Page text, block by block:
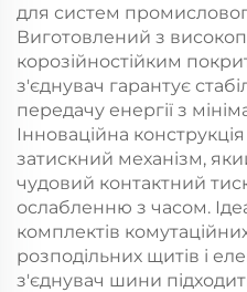
для систем
Виготовлений з
корозійностійким
з'єднувач гарантує
передачу енергії з
Інноваційна
затискний механізм,
чудовий контактний тиск
ослабленню з часом.
комплектів
розподільних щитів і
з'єднувач шини